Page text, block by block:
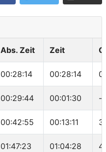
Abs. Zeit Zeit
00:28:14 00:28:14
00:29:44 00:01:30 -
00:42:55 00:13:11
01:47:23 01:04:28